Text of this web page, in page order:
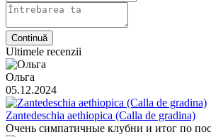
Continuă
Ultimele recenzii
Ольга
05.12.2024
Zantedeschia aethiopica (Calla de gradina)
Очень симпатичные клубни и итог по